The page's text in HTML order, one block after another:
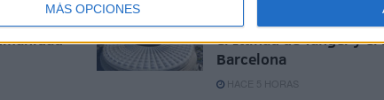
MÁS OPCIONES
que
Aplazado el amistoso
el Ittihad de Tánger y el
Barcelona
HACE 5 HORAS